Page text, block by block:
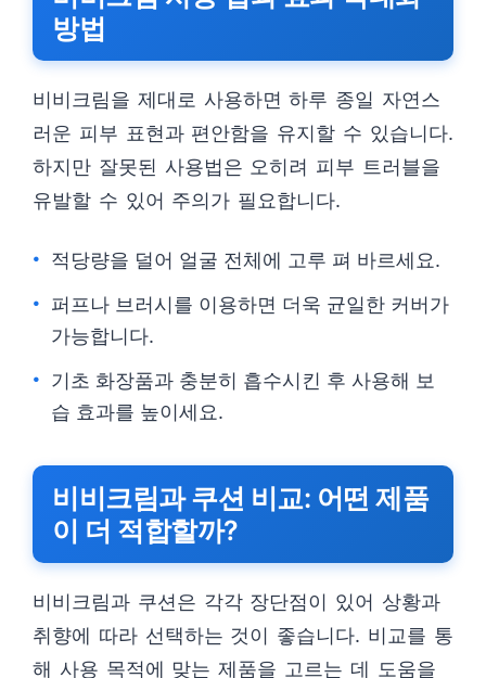
방법
비비크림을 제대로 사용하면 하루 종일 자연스
러운 피부 표현과 편안함을 유지할 수 있습니다.
하지만 잘못된 사용법은 오히려 피부 트러블을
유발할 수 있어 주의가 필요합니다.
적당량을 덜어 얼굴 전체에 고루 펴 바르세요.
퍼프나 브러시를 이용하면 더욱 균일한 커버가
가능합니다.
기초 화장품과 충분히 흡수시킨 후 사용해 보
습 효과를 높이세요.
비비크림과 쿠션 비교: 어떤 제품
이 더 적합할까?
비비크림과 쿠션은 각각 장단점이 있어 상황과
취향에 따라 선택하는 것이 좋습니다. 비교를 통
해 사용 목적에 맞는 제품을 고르는 데 도움을